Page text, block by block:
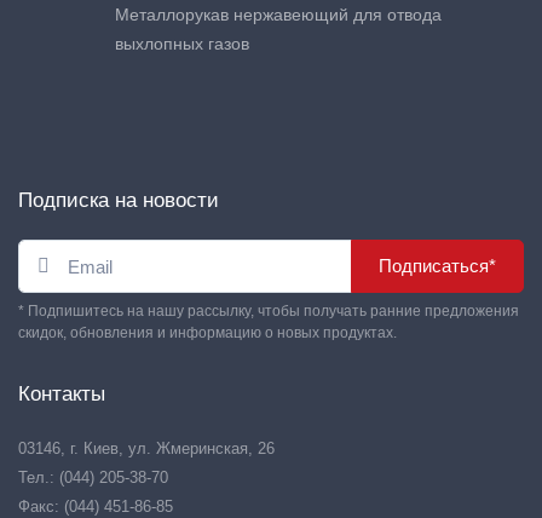
Металлорукав нержавеющий для отвода
выхлопных газов
Подписка на новости
Подписаться*
* Подпишитесь на нашу рассылку, чтобы получать ранние предложения
скидок, обновления и информацию о новых продуктах.
Контакты
03146, г. Киев, ул. Жмеринская, 26
Тел.: (044) 205-38-70
Факс: (044) 451-86-85